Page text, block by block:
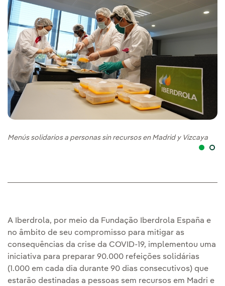
Menús solidarios a personas sin recursos en Madrid y Vizcaya
A Iberdrola, por meio da Fundação Iberdrola España e
no âmbito de seu compromisso para mitigar as
consequências da crise da COVID-19, implementou uma
iniciativa para preparar 90.000 refeições solidárias
(1.000 em cada dia durante 90 dias consecutivos) que
estarão destinadas a pessoas sem recursos em Madri e